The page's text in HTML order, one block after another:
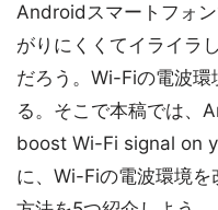
Androidスマートフォ
がりにくくてイライラ
だろう。Wi-Fiの電波
る。そこで本稿では、
boost Wi-Fi signal on
に、Wi-Fiの電波環境